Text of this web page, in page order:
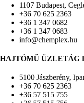
1107 Budapest,
+36 70 625 2363
+36 1 347 0682
+36 1 347 0683
info@chemplex.hu
HAJTÓMŰ ÜZLETÁG
5100 Jászberény,
+36 70 625 2363
+36 57 515 755